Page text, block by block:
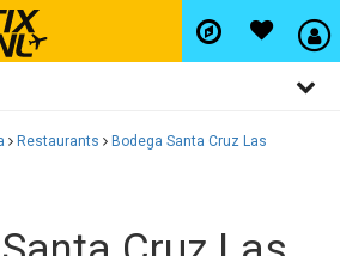
Restaurants
Bodega Santa Cruz Las